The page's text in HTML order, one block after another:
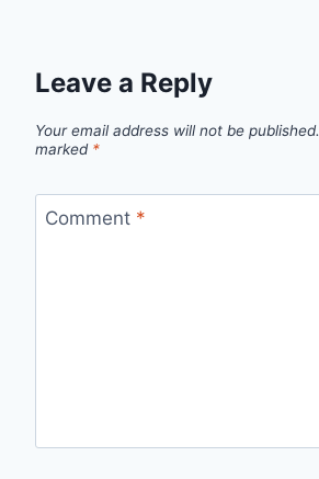
Leave a Reply
Your email address will not be published.
marked *
Comment *